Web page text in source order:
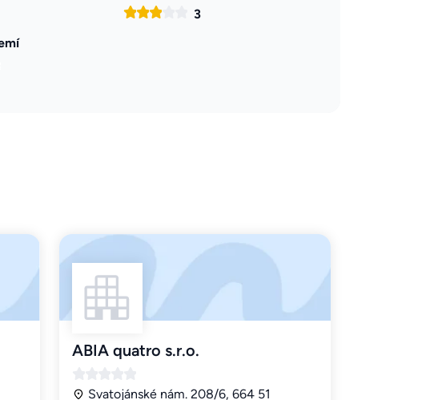
3
ABIA quatro s.r.o.
Svatojánské nám. 208/6, 664 51